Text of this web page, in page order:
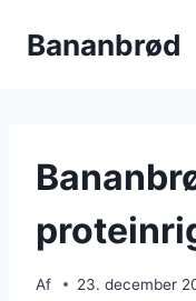
Bananbrød
Af 23. december